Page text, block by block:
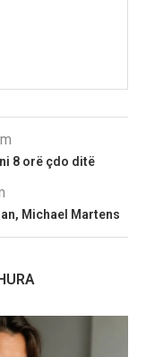
8 orë çdo ditë
Michael Martens